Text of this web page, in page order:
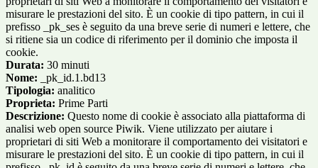
misurare le prestazioni del sito. È un cookie di tipo pattern, in cui il
prefisso _pk_ses è seguito da una breve serie di numeri e lettere, che
si ritiene sia un codice di riferimento per il dominio che imposta il
cookie.
Durata: 30 minuti
Nome: _pk_id.1.bd13
Tipologia: analitico
Proprieta: Prime Parti
Descrizione: Questo nome di cookie è associato alla piattaforma di
analisi web open source Piwik. Viene utilizzato per aiutare i
proprietari di siti Web a monitorare il comportamento dei visitatori e
misurare le prestazioni del sito. È un cookie di tipo pattern, in cui il